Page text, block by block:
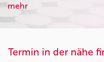
mehr
Termin in der nähe